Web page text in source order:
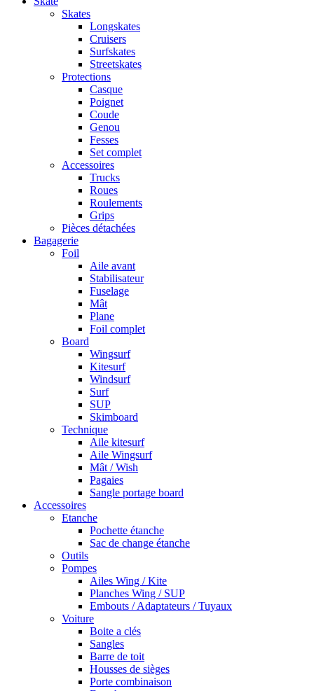
Skates
Longskates
Cruisers
Surfskates
Streetskates
Protections
Casque
Poignet
Coude
Genou
Fesses
Set complet
Accessoires
Trucks
Roues
Roulements
Grips
Pièces détachées
Bagagerie
Foil
Aile avant
Stabilisateur
Fuselage
Mât
Plane
Foil complet
Board
Wingsurf
Kitesurf
Windsurf
Surf
SUP
Skimboard
Technique
Aile kitesurf
Aile Wingsurf
Mât / Wish
Pagaies
Sangle portage board
Accessoires
Etanche
Pochette étanche
Sac de change étanche
Outils
Pompes
Ailes Wing / Kite
Planches Wing / SUP
Embouts / Adaptateurs / Tuyaux
Voiture
Boite a clés
Sangles
Barre de toit
Housses de sièges
Porte combinaison